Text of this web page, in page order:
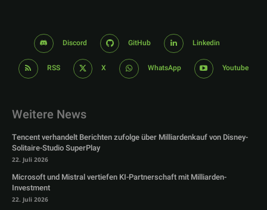
Discord GitHub Linkedin
RSS X WhatsApp Youtube
Weitere News
Tencent verhandelt Berichten zufolge über Milliardenkauf von Disney-
Solitaire-Studio SuperPlay
22. Juli 2026
Microsoft und Mistral vertiefen KI-Partnerschaft mit Milliarden-
Investment
22. Juli 2026